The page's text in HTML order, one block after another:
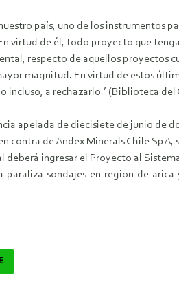
país, uno de los instrumentos
virtud de él, todo proyecto que
respecto de aquellos proyectos
magnitud. En virtud de estos
a rechazarlo.’ (Biblioteca del
apelada de diecisiete de junio
contra de Andex Minerals Chile
ingresar el Proyecto al
paraliza-sondajes-en-region-de-